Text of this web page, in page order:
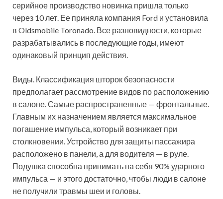
серийное производство новинка пришла только
через 10 лет. Ее приняла компания Ford и установила
в Oldsmobile Toronado. Все разновидности, которые
разрабатывались в последующие годы, имеют
одинаковый принцип действия.
Виды. Классификация шторок безопасности
предполагает рассмотрение видов по расположению
в салоне. Самые распространенные — фронтальные.
Главным их назначением является максимальное
погашение импульса, который возникает при
столкновении. Устройство для защиты пассажира
расположено в панели, а для водителя — в руле.
Подушка способна принимать на себя 90% ударного
импульса — и этого достаточно, чтобы люди в салоне
не получили травмы шеи и головы.